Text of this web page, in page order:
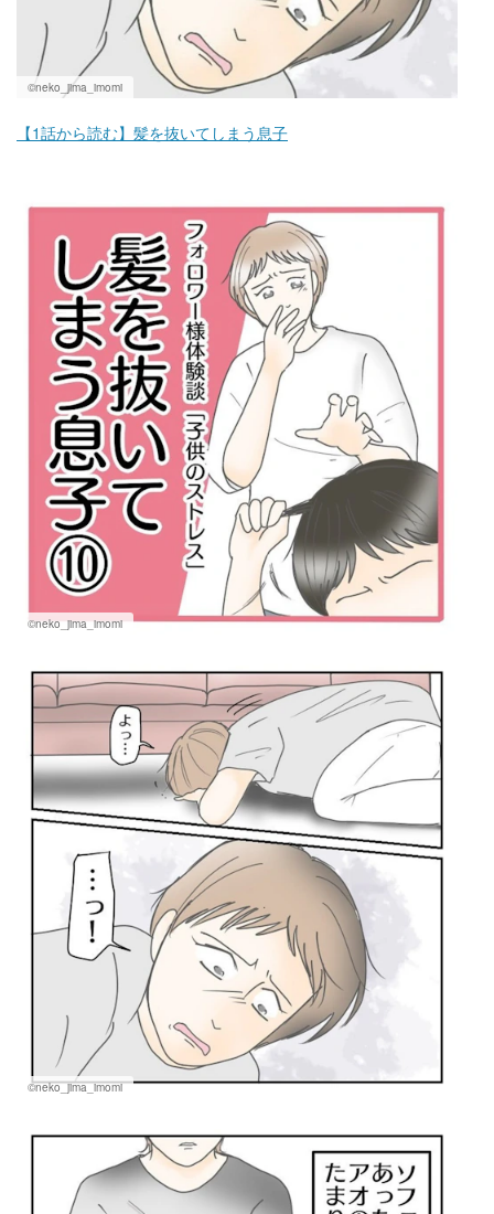
©neko_jima_imomi
【1話から読む】髪を抜いてしまう息子
©neko_jima_imomi
©neko_jima_imomi